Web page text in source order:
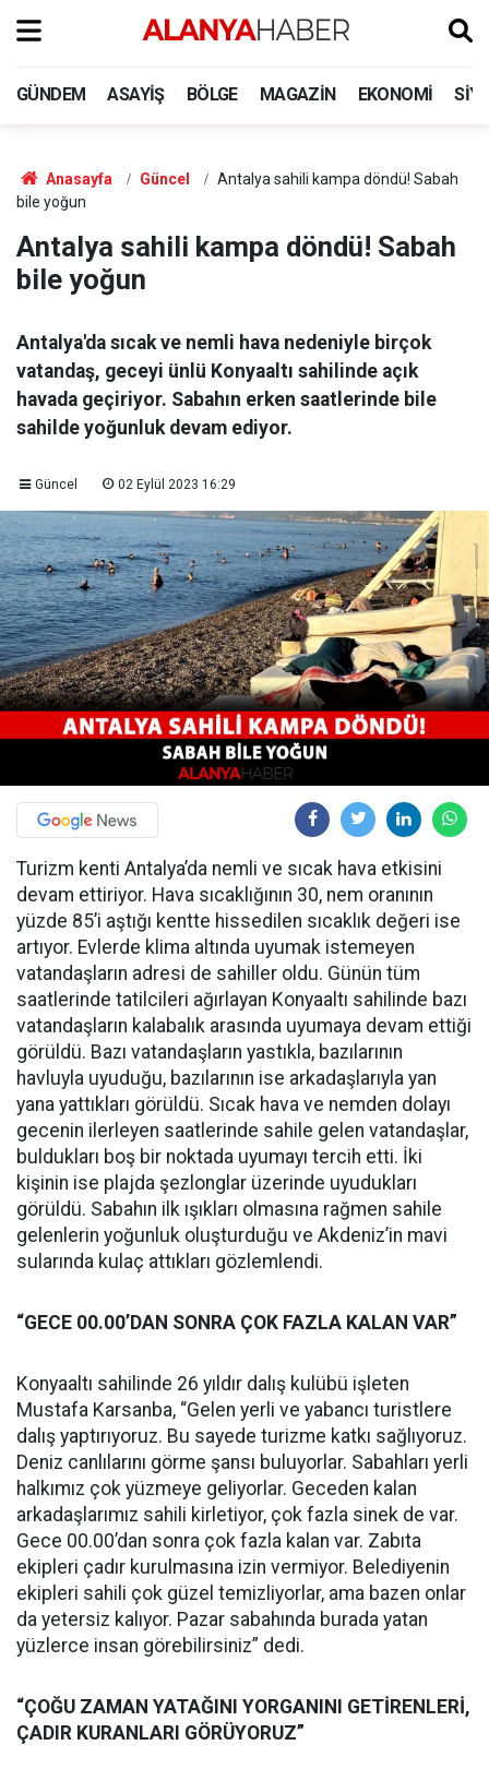
GÜNDEM ASAYIŞ BÖLGE MAGAZIN EKONOMI
Anasayfa Güncel
Antalya sahili kampa döndü! Sabah
bile yoğun
Antalya sahili kampa döndü! Sabah
bile yoğun
Antalya'da sıcak ve nemli hava nedeniyle birçok
vatandaş, geceyi ünlü Konyaaltı sahilinde açık
havada geçiriyor. Sabahın erken saatlerinde bile
sahilde yoğunluk devam ediyor.
Güncel 02 Eylül 2023 16:29
Turizm kenti Antalya’da nemli ve sıcak hava etkisini
devam ettiriyor. Hava sıcaklığının 30, nem oranının
yüzde 85’i aştığı kentte hissedilen sıcaklık değeri ise
artıyor. Evlerde klima altında uyumak istemeyen
vatandaşların adresi de sahiller oldu. Günün tüm
saatlerinde tatilcileri ağırlayan Konyaaltı sahilinde bazı
vatandaşların kalabalık arasında uyumaya devam ettiği
görüldü. Bazı vatandaşların yastıkla, bazılarının
havluyla uyuduğu, bazılarının ise arkadaşlarıyla yan
yana yattıkları görüldü. Sıcak hava ve nemden dolayı
gecenin ilerleyen saatlerinde sahile gelen vatandaşlar,
buldukları boş bir noktada uyumayı tercih etti. İki
kişinin ise plajda şezlonglar üzerinde uyudukları
görüldü. Sabahın ilk ışıkları olmasına rağmen sahile
gelenlerin yoğunluk oluşturduğu ve Akdeniz’in mavi
sularında kulaç attıkları gözlemlendi.
“GECE 00.00’DAN SONRA ÇOK FAZLA KALAN VAR”
Konyaaltı sahilinde 26 yıldır dalış kulübü işleten
Mustafa Karsanba, “Gelen yerli ve yabancı turistlere
dalış yaptırıyoruz. Bu sayede turizme katkı sağlıyoruz.
Deniz canlılarını görme şansı buluyorlar. Sabahları yerli
halkımız çok yüzmeye geliyorlar. Geceden kalan
arkadaşlarımız sahili kirletiyor, çok fazla sinek de var.
Gece 00.00’dan sonra çok fazla kalan var. Zabıta
ekipleri çadır kurulmasına izin vermiyor. Belediyenin
ekipleri sahili çok güzel temizliyorlar, ama bazen onlar
da yetersiz kalıyor. Pazar sabahında burada yatan
yüzlerce insan görebilirsiniz” dedi.
“ÇOĞU ZAMAN YATAĞINI YORGANINI GETİRENLERİ,
ÇADIR KURANLARI GÖRÜYORUZ”